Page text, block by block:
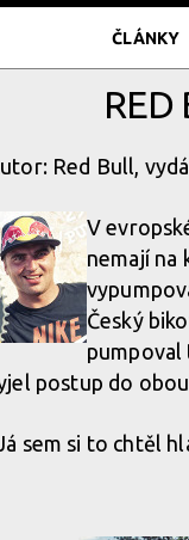
ČLÁNKY
RED
Red Bull,
V
nemají na
Český
pumpoval
postup do
sem si to chtěl